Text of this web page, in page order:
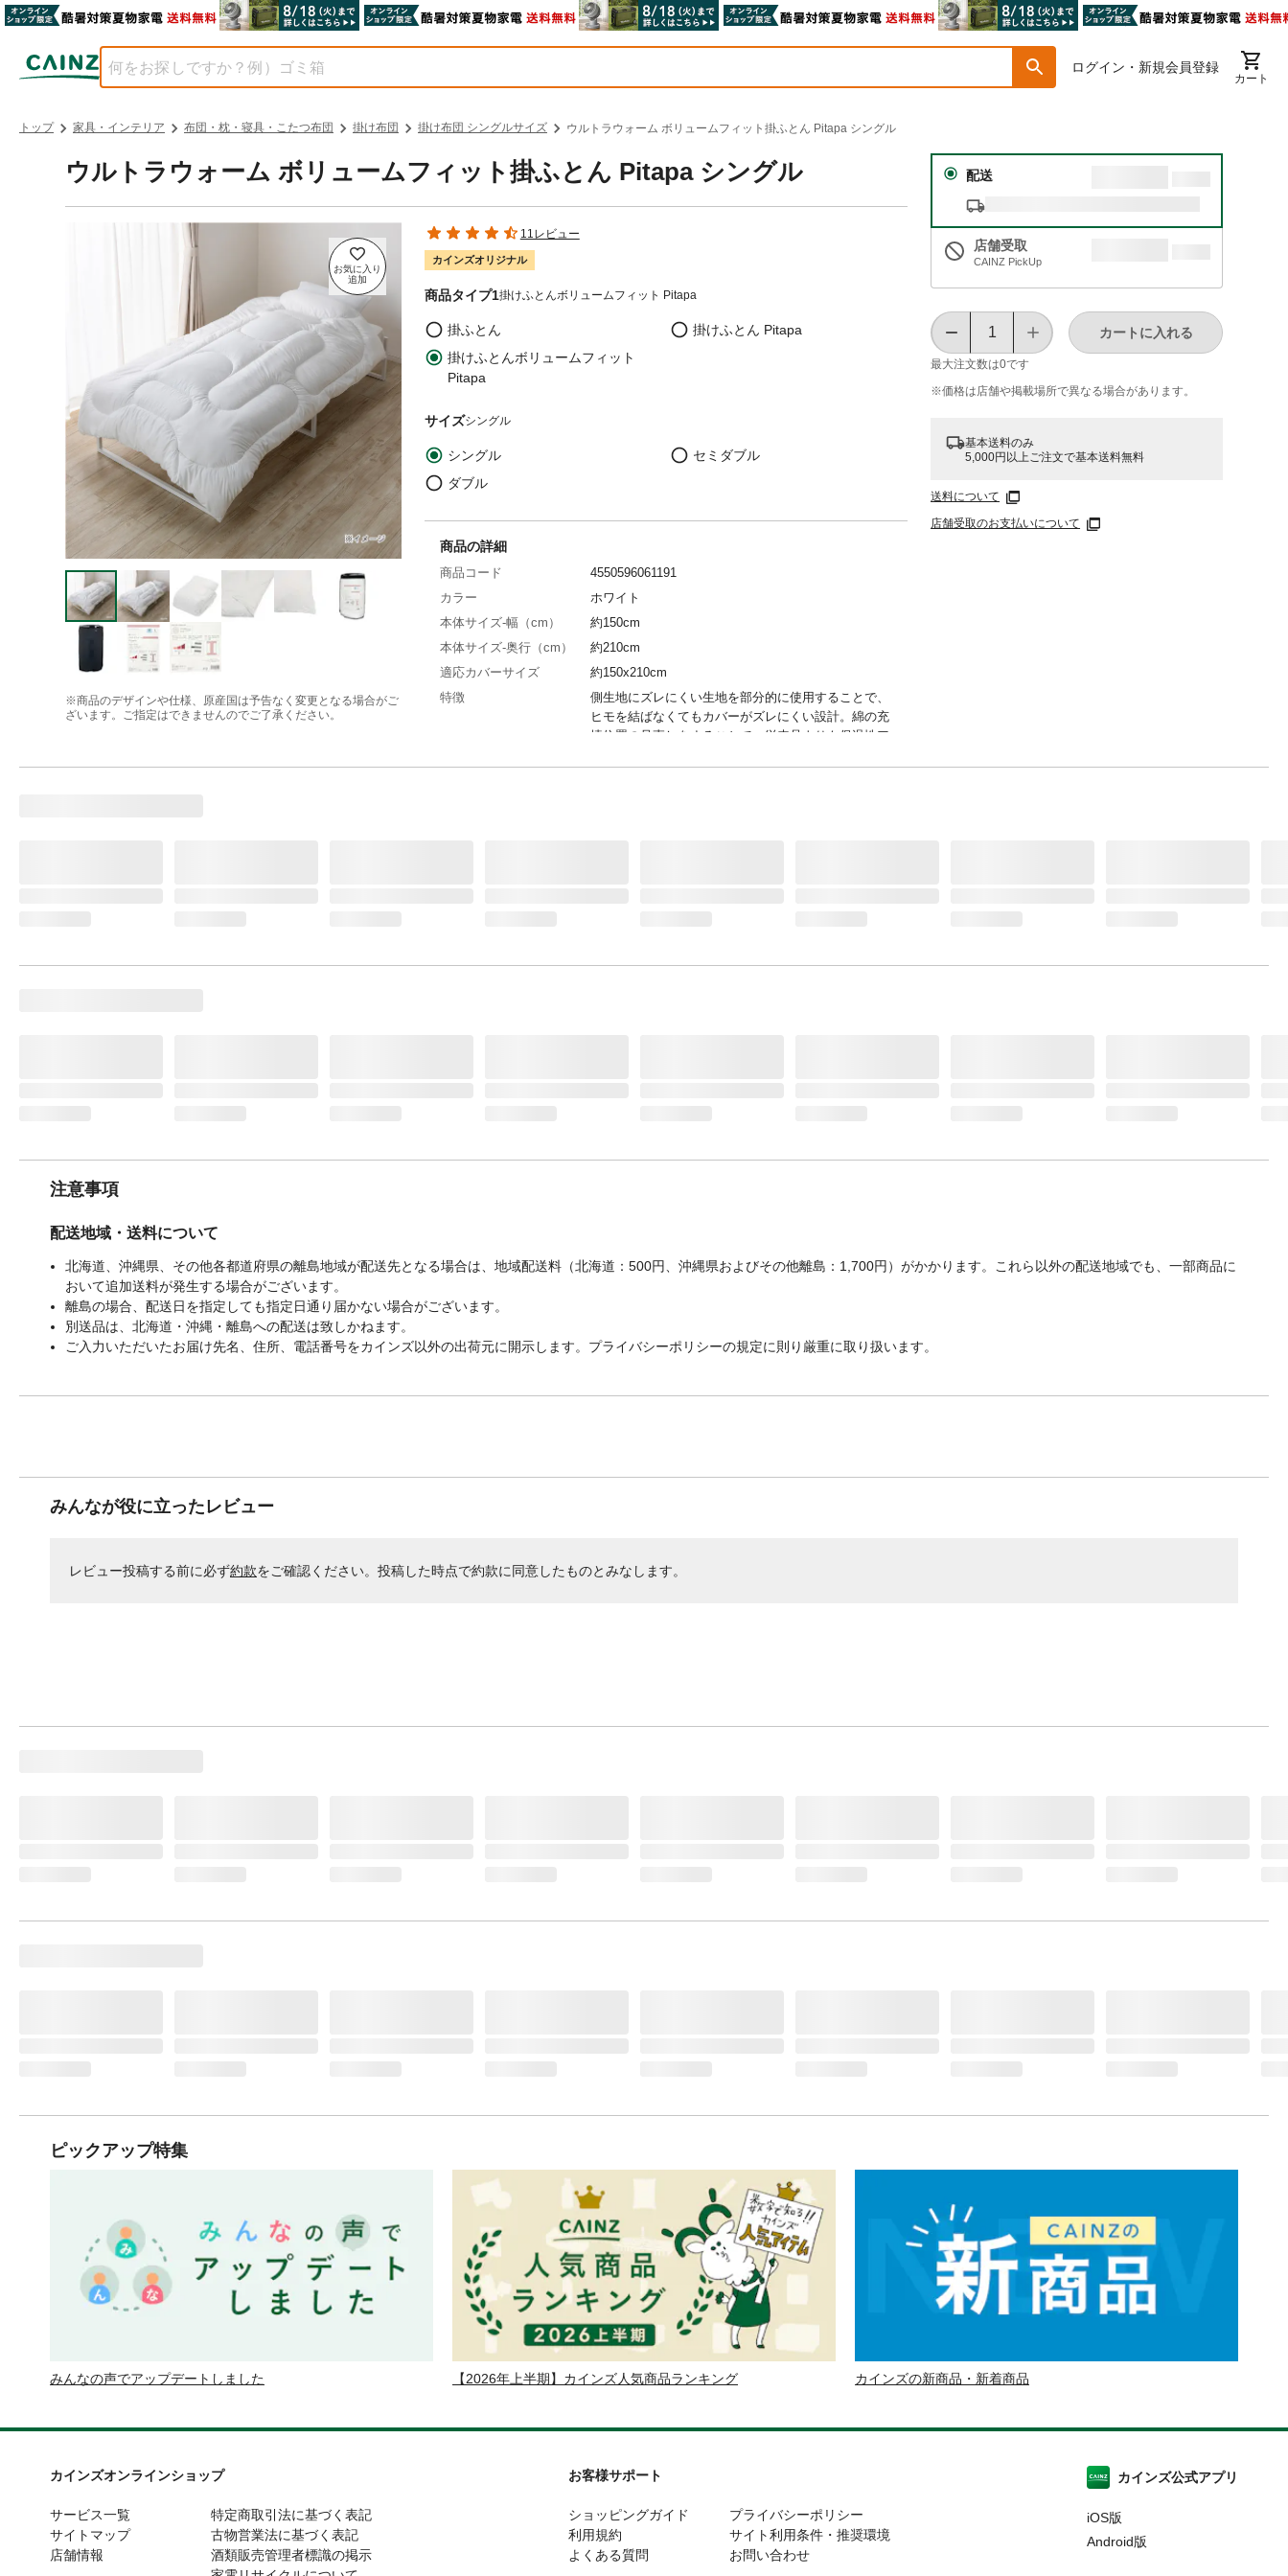
ログイン・新規会員登録
カート
トップ 家具・インテリア 布団・枕・寝具・こたつ布団 掛け布団 掛け布団 シングルサイズ ウルトラウォーム ボリュームフィット掛ふとん Pitapa シングル
ウルトラウォーム ボリュームフィット掛ふとん Pitapa シングル
※商品のデザインや仕様、原産国は予告なく変更となる場合がご
ざいます。ご指定はできませんのでご了承ください。
11レビュー
カインズオリジナル
商品タイプ1掛けふとんボリュームフィット Pitapa
掛ふとん
掛けふとん Pitapa
掛けふとんボリュームフィット
Pitapa
サイズシングル
シングル
セミダブル
ダブル
配送
店舗受取
CAINZ PickUp
最大注文数は0です
カートに入れる
※価格は​店舗や​掲載場所で​異なる​場合が​あります。
基本送料のみ
5,000円以上ご注文で基本送料無料
送料について
店舗受取のお支払いについて
商品の詳細
商品コード
4550596061191
カラー
ホワイト
本体サイズ-幅（cm）
約150cm
本体サイズ-奥行（cm）
約210cm
適応カバーサイズ
約150x210cm
特徴
側生地にズレにくい生地を部分的に使用することで、
ヒモを結ばなくてもカバーがズレにくい設計。綿の充
填位置の見直しをすることで、従来品よりも保温性ア
注意事項
配送地域・送料について
北海道、沖縄県、その他各都道府県の離島地域が配送先となる場合は、地域配送料（北海道：500円、沖縄県およびその他離島：1,700円）がかかります。これら以外の配送地域でも、一部商品に
おいて追加送料が発生する場合がございます。
離島の場合、配送日を指定しても指定日通り届かない場合がございます。
別送品は、北海道・沖縄・離島への配送は致しかねます。
ご入力いただいたお届け先名、住所、電話番号をカインズ以外の出荷元に開示します。プライバシーポリシーの規定に則り厳重に取り扱います。
みんなが役に立ったレビュー
レビュー投稿する前に必ず約款をご確認ください。投稿した時点で約款に同意したものとみなします。
ピックアップ特集
みんなの声でアップデートしました 【2026年上半期】カインズ人気商品ランキング カインズの新商品・新着商品
カインズオンラインショップ
サービス一覧
サイトマップ
店舗情報
特定商取引法に基づく表記
古物営業法に基づく表記
酒類販売管理者標識の掲示
お客様サポート
ショッピングガイド
利用規約
よくある質問
プライバシーポリシー
サイト利用条件・推奨環境
お問い合わせ
カインズ公式アプリ
iOS版
Android版